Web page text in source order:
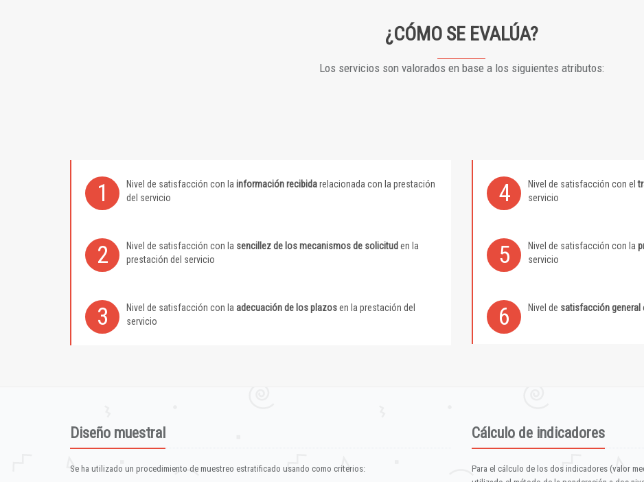
¿CÓMO SE EVALÚA?
Los servicios son valorados en base a los siguientes atributos:
1 Nivel de satisfacción con la información recibidarelacionada con la prestación
del servicio
4 Nivel de satisfacción con el
servicio
2 Nivel de satisfacción con la sencillez de los mecanismos de solicitud en la
prestación del servicio
5 Nivel de satisfacción con la
servicio
3 Nivel de satisfacción con la adecuación de los plazosen la prestación del
servicio
6 Nivel de satisfacción general
Diseño muestral
Se ha utilizado un procedimiento de muestreo estratificado usando como criterios:
Cálculo de indicadores
Para el cálculo de los dos indicadores (valor